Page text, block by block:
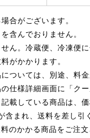
合がございます。
含んでおりません。
ん。冷蔵便、冷凍便
がかかります。
ついては、別途、料
仕様詳細画面に「ク
載している商品は、
まれ、送料を差し引
のかかる商品をご注